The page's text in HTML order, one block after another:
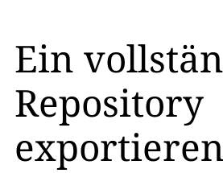
Ein
Repository
exportieren